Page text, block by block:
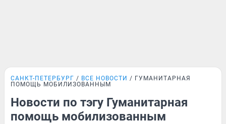
САНКТ-ПЕТЕРБУРГ ВСЕ НОВОСТИ
ГУМАНИТАРНАЯ
ПОМОЩЬ МОБИЛИЗОВАННЫМ
Новости по тэгу Гуманитарная
помощь мобилизованным